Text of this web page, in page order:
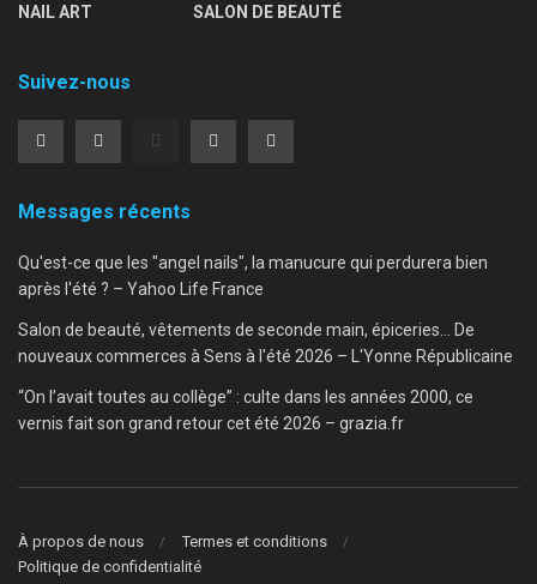
NAIL ART
SALON DE BEAUTÉ
Suivez-nous
Messages récents
Qu'est-ce que les "angel nails", la manucure qui perdurera bien
après l'été ? – Yahoo Life France
Salon de beauté, vêtements de seconde main, épiceries… De
nouveaux commerces à Sens à l'été 2026 – L'Yonne Républicaine
“On l’avait toutes au collège” : culte dans les années 2000, ce
vernis fait son grand retour cet été 2026 – grazia.fr
À propos de nous
Termes et conditions
Politique de confidentialité